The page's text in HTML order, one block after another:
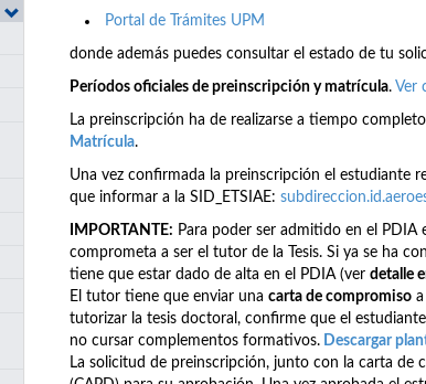
Portal de Trámites UPM
donde además puedes consultar el estado de tu
Períodos oficiales de preinscripción y matrícula. Ver
La preinscripción ha de realizarse a tiempo
Matrícula.
Una vez confirmada la preinscripción el estudiante
que informar a la SID_ETSIAE:
IMPORTANTE: Para poder ser admitido en el
comprometa a ser el tutor de la Tesis. Si ya se ha
tiene que estar dado de alta en el PDIA (ver detalle
El tutor tiene que enviar una carta de compromiso
tutorizar la tesis doctoral, confirme que el
no cursar complementos formativos. Descargar
La solicitud de preinscripción, junto con la carta de